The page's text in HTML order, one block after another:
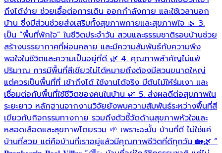
ถึงได้ง่าย ช่วยเอื้อต่อการเดิน ออกกำลังกาย และใช้เวลานอก
บ้าน ซึ่งมีส่วนช่วยส่งเสริมทั้งสุขภาพกายและสุขภาพใจ 🌿 3.
เป็น “พื้นที่พักใจ” ในชีวิตประจำวัน สวนและธรรมชาติรอบบ้านช่วย
สร้างบรรยากาศที่ผ่อนคลาย และมีความสัมพันธ์กับความพึง
พอใจในชีวิตและความเป็นอยู่ที่ดี 🌿 4. คุณภาพสำคัญไม่แพ้
ปริมาณ การมีพื้นที่สีเขียวไม่ได้หมายถึงต้องมีสวนขนาดใหญ่
แต่ควรเป็นพื้นที่ที่ เข้าถึงได้ ใช้งานได้จริง มีต้นไม้ให้ร่มเงา และ
เชื่อมต่อกับพื้นที่ใช้ชีวิตของคนในบ้าน 🌿 5. ส่งผลดีต่อสุขภาพใน
ระยะยาว หลักฐานจากงานวิจัยยังพบความสัมพันธ์ระหว่างพื้นที่สี
เขียวกับกิจกรรมทางกาย รวมถึงตัวชี้วัดด้านสุขภาพหัวใจและ
หลอดเลือดและสุขภาพโดยรวม 🌱 เพราะฉะนั้น บ้านที่ดี ไม่ใช่แค่
บ้านที่สวย แต่คือบ้านที่เราอยู่แล้วมีคุณภาพชีวิตที่ดีทุกวัน 🏡🌿 “